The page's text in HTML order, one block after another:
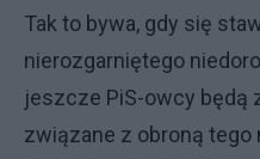
Tak to bywa, gdy się
nierozgarniętego
jeszcze PiS-owcy będą
związane z obroną tego